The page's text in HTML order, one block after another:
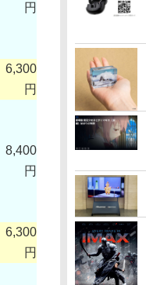
円
6,300
円
8,400
円
6,300
円